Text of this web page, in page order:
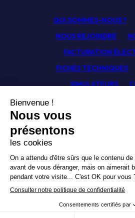
QUI SOMMES-NOUS ?
NOUS REJOINDRE
FACTURATION
FICHES TECHNIQUES
SIMULATEURS
Facebook
Linkedin
Politique de
Mentions
© Pagny